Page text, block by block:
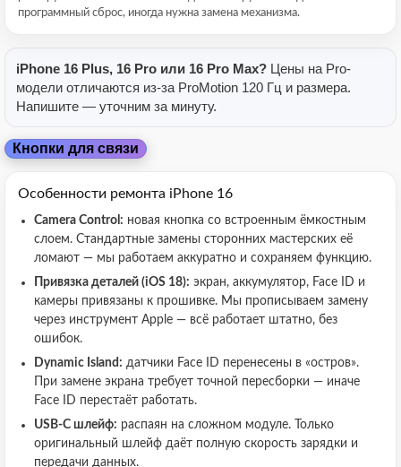
программный сброс, иногда нужна замена механизма.
iPhone 16 Plus, 16 Pro или 16 Pro Max? Цены на Pro-
модели отличаются из-за ProMotion 120 Гц и размера.
Напишите — уточним за минуту.
Кнопки для связи
Особенности ремонта iPhone 16
Camera Control: новая кнопка со встроенным ёмкостным
слоем. Стандартные замены сторонних мастерских её
ломают — мы работаем аккуратно и сохраняем функцию.
Привязка деталей (iOS 18): экран, аккумулятор, Face ID и
камеры привязаны к прошивке. Мы прописываем замену
через инструмент Apple — всё работает штатно, без
ошибок.
Dynamic Island: датчики Face ID перенесены в «остров».
При замене экрана требует точной пересборки — иначе
Face ID перестаёт работать.
USB-C шлейф: распаян на сложном модуле. Только
оригинальный шлейф даёт полную скорость зарядки и
передачи данных.